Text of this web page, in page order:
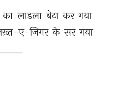
का लाडला बेटा कर गया
ए-जिगर के सर गया